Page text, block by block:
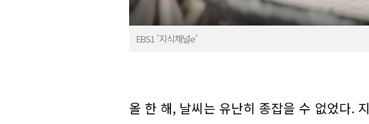
EBS1 '지식채널e'
올 한 해, 날씨는 유난히 종잡을 수 없었다.